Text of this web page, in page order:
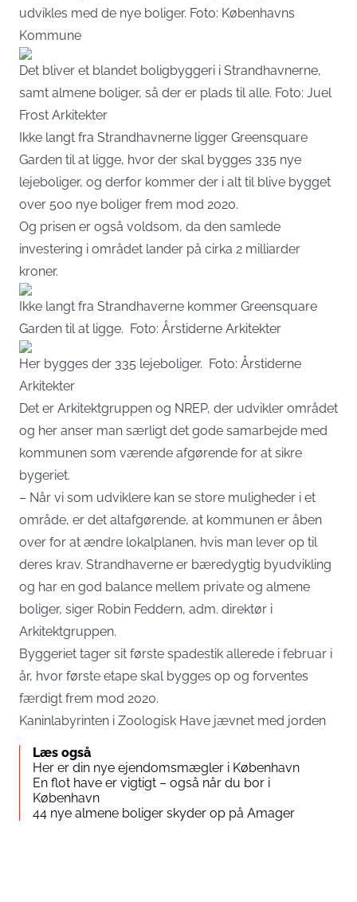
udvikles med de nye boliger. Foto: Københavns
Kommune
Det bliver et blandet boligbyggeri i Strandhavnerne,
samt almene boliger, så der er plads til alle. Foto: Juel
Frost Arkitekter
Ikke langt fra Strandhavnerne ligger Greensquare
Garden til at ligge, hvor der skal bygges 335 nye
lejeboliger, og derfor kommer der i alt til blive bygget
over 500 nye boliger frem mod 2020.
Og prisen er også voldsom, da den samlede
investering i området lander på cirka 2 milliarder
kroner.
Ikke langt fra Strandhaverne kommer Greensquare
Garden til at ligge. Foto: Årstiderne Arkitekter
Her bygges der 335 lejeboliger. Foto: Årstiderne
Arkitekter
Det er Arkitektgruppen og NREP, der udvikler området
og her anser man særligt det gode samarbejde med
kommunen som værende afgørende for at sikre
bygeriet.
– Når vi som udviklere kan se store muligheder i et
område, er det altafgørende, at kommunen er åben
over for at ændre lokalplanen, hvis man lever op til
deres krav. Strandhaverne er bæredygtig byudvikling
og har en god balance mellem private og almene
boliger, siger Robin Feddern, adm. direktør i
Arkitektgruppen.
Byggeriet tager sit første spadestik allerede i februar i
år, hvor første etape skal bygges op og forventes
færdigt frem mod 2020.
Kaninlabyrinten i Zoologisk Have jævnet med jorden
Læs også
Her er din nye ejendomsmægler i København
En flot have er vigtigt – også når du bor i
København
44 nye almene boliger skyder op på Amager